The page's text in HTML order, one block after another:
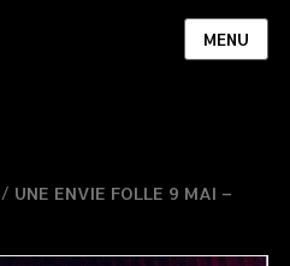
MENU
/ UNE ENVIE FOLLE 9 MAI –